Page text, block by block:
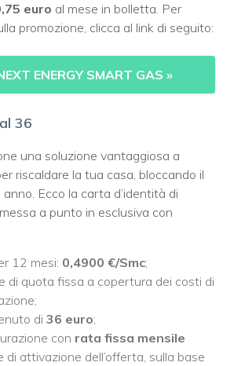
euro al mese in bolletta. Per
promozione, clicca al link di seguito:
ENERGY SMART GAS »
36
una soluzione vantaggiosa a
riscaldare la tua casa, bloccando il
Ecco la carta d’identità di
a punto in esclusiva con
12 mesi: 0,4900 €/Smc;
di quota fissa a copertura dei costi di
di 36 euro;
con rata fissa mensile
di attivazione dell’offerta, sulla base